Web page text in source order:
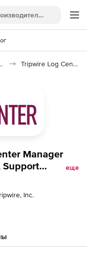
системы Tripwire Log Center
Manager
Support
еще
Inc.